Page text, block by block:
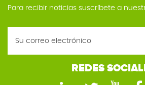
Para recibir noticias suscríbete a
REDES